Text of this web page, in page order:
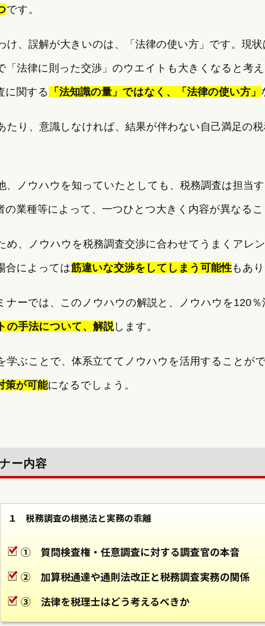
です。
け、誤解が大きいのは、「法律の使い方」です。現
「法律に則った交渉」のウエイトも大きくなると考
に関する 「法知識の量」ではなく、「法律の使い方」
たり、意識しなければ、結果が伴わない自己満足の
、ノウハウを知っていたとしても、税務調査は担当
の業種等によって、一つひとつ大きく内容が異なるこ
め、ノウハウを税務調査交渉に合わせてうまくアレ
合によっては筋違いな交渉をしてしまう可能性もあり
ナーでは、このノウハウの解説と、ノウハウを120
の手法について、解説します。
学ぶことで、体系立ててノウハウを活用することがで
策が可能になるでしょう。
ー内容
１ 税務調査の根拠法と実務の乖離
① 質問検査権・任意調査に対する調査官の本音
② 加算税通達や通則法改正と税務調査実務の関係
③ 法律を税理士はどう考えるべきか